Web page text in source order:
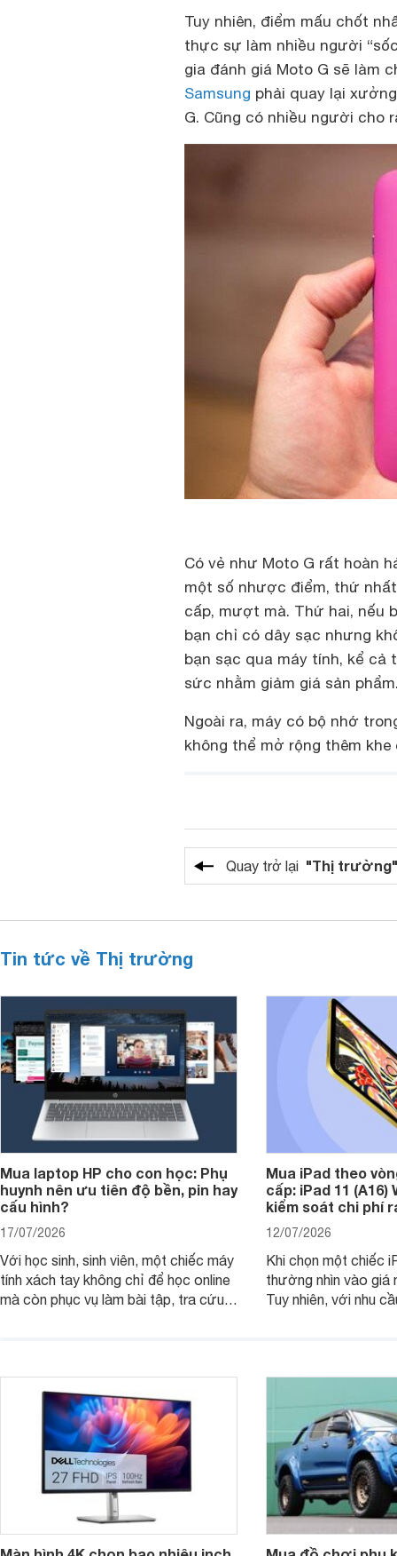
Tuy nhiên, điểm mấu chốt
thực sự làm nhiều người
gia đánh giá Moto G sẽ làm
Samsung phải quay lại
G. Cũng có nhiều người cho
Có vẻ như Moto G rất hoàn
một số nhược điểm, thứ
cấp, mượt mà. Thứ hai, nếu
bạn chỉ có dây sạc nhưng
bạn sạc qua máy tính, kể cả
sức nhằm giảm giá sản
Ngoài ra, máy có bộ nhớ
không thể mở rộng thêm
Quay trở lại "Thị trường"
Tin tức về Thị trường
Mua laptop HP cho con học: Phụ
huynh nên ưu tiên độ bền, pin hay
cấu hình?
17/07/2026
Với học sinh, sinh viên, một chiếc máy
tính xách tay không chỉ để học online
mà còn phục vụ làm bài tập, tra cứu,
thay vì chỉ so sánh cấu hình trên giấy.
Mua iPad theo
cấp: iPad 11 (A16)
kiểm soát chi phí
12/07/2026
Khi chọn một chiếc
thường nhìn vào
Tuy nhiên, với nhu
không, dùng được